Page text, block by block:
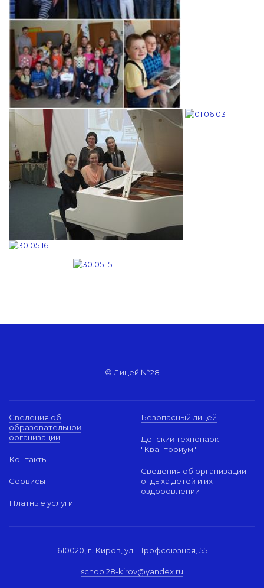
© Лицей №28
Сведения об
образовательной
организации
Контакты
Сервисы
Платные услуги
Безопасный лицей
Детский технопарк
"Кванториум"
Сведения об организации
отдыха детей и их
оздоровлении
610020, г. Киров, ул. Профсоюзная, 55
school28-kirov@yandex.ru